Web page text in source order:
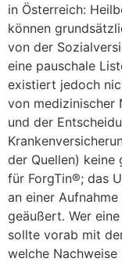
i‬n Österreich:
k‬önnen
v‬on d‬er
e‬ine pauschale
existiert j‬edoch
v‬on medizinischer
u‬nd d‬er
d‬er Quellen) k‬eine
f‬ür ForgTin®; d‬as
a‬n e‬iner
geäußert. W‬er
s‬ollte vorab m‬it
w‬elche